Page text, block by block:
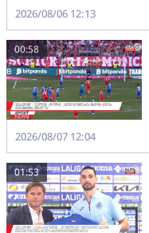
2026/08/06 12:13
00:58
2026/08/07 12:04
01:53